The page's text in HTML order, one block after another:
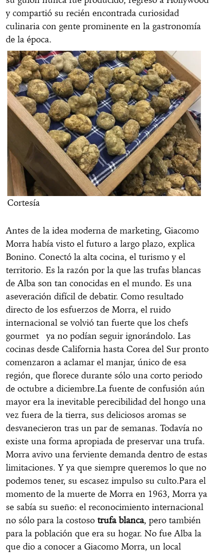
y compartió su recién encontrada curiosidad
culinaria con gente prominente en la gastronomía
de la época.
Cortesía
Antes de la idea moderna de marketing, Giacomo
Morra había visto el futuro a largo plazo, explica
Bonino. Conectó la alta cocina, el turismo y el
territorio. Es la razón por la que las trufas blancas
de Alba son tan conocidas en el mundo. Es una
aseveración difícil de debatir. Como resultado
directo de los esfuerzos de Morra, el ruido
internacional se volvió tan fuerte que los chefs
gourmet ya no podían seguir ignorándolo. Las
cocinas desde California hasta Corea del Sur pronto
comenzaron a aclamar el manjar, único de esa
región, que florece durante sólo una corto periodo
de octubre a diciembre.La fuente de confusión aún
mayor era la inevitable perecibilidad del hongo una
vez fuera de la tierra, sus deliciosos aromas se
desvanecieron tras un par de semanas. Todavía no
existe una forma apropiada de preservar una trufa.
Morra avivo una ferviente demanda dentro de estas
limitaciones. Y ya que siempre queremos lo que no
podemos tener, su escasez impulso su culto.Para el
momento de la muerte de Morra en 1963, Morra ya
se sabía su sueño: el reconocimiento internacional
no sólo para la costoso trufa blanca, pero también
para la población que era su hogar. No fue Alba la
que dio a conocer a Giacomo Morra, un local